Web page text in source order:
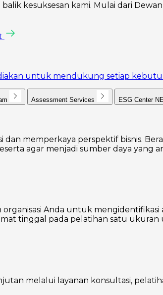
kesuksesan kami. Mulai dari
untuk mendukung setiap
Assessment Services ESG Center
memperkaya perspektif bisnis.
agar menjadi sumber daya yang
organisasi Anda untuk
tinggal pada pelatihan satu
melalui layanan konsultasi,